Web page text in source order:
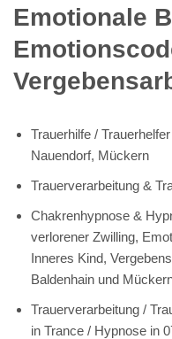
Emotionale
Trauerhilfe /
Nauendorf, Mückern
Trauerverarbeitung &
Chakrenhypnose &
verlorener Zwilling,
Inneres Kind,
Baldenhain und
Trauerverarbeitung /
in Trance / Hypnose in